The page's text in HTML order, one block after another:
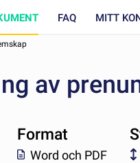
FAQ MITT
av
Format
Word och PDF